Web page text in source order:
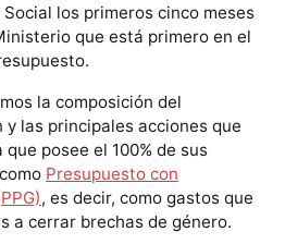
los primeros cinco meses
que está primero en el
la composición del
las principales acciones que
posee el 100% de sus
Presupuesto con
, es decir, como gastos que
a cerrar brechas de género.